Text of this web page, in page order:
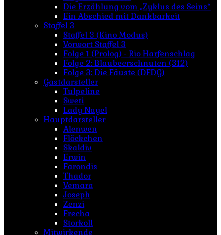
Die Erzählung vom „Zyklus des Seins“
Ein Abschied mit Dankbarkeit
Staffel 3
Staffel 3 (Kino Modus)
Vorwort Staffel 3
Folge 1 (Prolog) - Rio Harfenschlag
Folge 2: Blaubeerschnuten (312)
Folge 3: Die Fäuste (DFDG)
Gastdarsteller
Tulpeline
Sweti
Lady Nayel
Hauptdarsteller
Alenwen
Flöckchen
Skaldiv
Erwin
Farondis
Thador
Vemara
Joseph
Zenzi
Frecha
Storkoll
Mitwirkende